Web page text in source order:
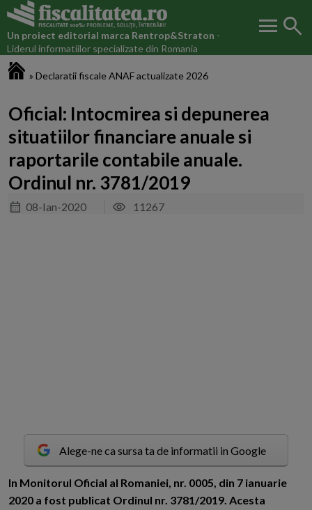
Un proiect editorial marca Rentrop&Straton -
Liderul informatiilor specializate din Romania
menu search
» Declaratii fiscale ANAF actualizate 2026
Oficial: Intocmirea si depunerea
situatiilor financiare anuale si
raportarile contabile anuale.
Ordinul nr. 3781/2019
08-Ian-2020 11267
Alege-ne ca sursa ta de informatii in Google
In Monitorul Oficial al Romaniei, nr. 0005, din 7 ianuarie
2020 a fost publicat Ordinul nr. 3781/2019. Acesta